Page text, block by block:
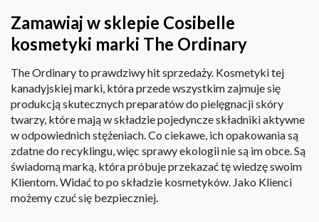
Zamawiaj w sklepie Cosibelle
kosmetyki marki The Ordinary
The Ordinary to prawdziwy hit sprzedaży. Kosmetyki tej
kanadyjskiej marki, która przede wszystkim zajmuje się
produkcją skutecznych preparatów do pielęgnacji skóry
twarzy, które mają w składzie pojedyncze składniki aktywne
w odpowiednich stężeniach. Co ciekawe, ich opakowania są
zdatne do recyklingu, więc sprawy ekologii nie są im obce. Są
świadomą marką, która próbuje przekazać tę wiedzę swoim
Klientom. Widać to po składzie kosmetyków. Jako Klienci
możemy czuć się bezpieczniej.